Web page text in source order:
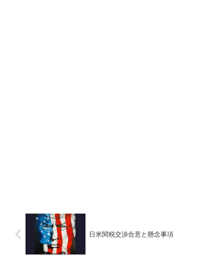
日米関税交渉合意と懸念事項